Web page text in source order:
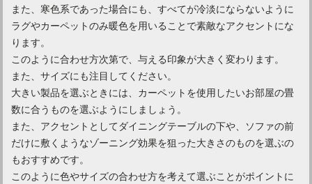
カーペットの素材や織り方に注目！繊維にこだわる選び方
また、寒色系であった場合にも、すべてが冷淡にならないように
ラグやカーペットのみ暖色を用いることで素敵なアクセントにな
ります。
このように合わせ方次第で、与える印象が大きく変わります。
また、サイズにも注目してください。
大きい製品を選ぶときには、カーペットを使用したいお部屋の畳
数に合うものを選ぶようにしましょう。
また、アクセントとしてダイニングテーブルの下や、ソファの前
だけに敷くようなゾーニング効果を狙った大きさのものを選ぶの
もおすすめです。
このように色やサイズの合わせ方を考えて選ぶことがポイントに